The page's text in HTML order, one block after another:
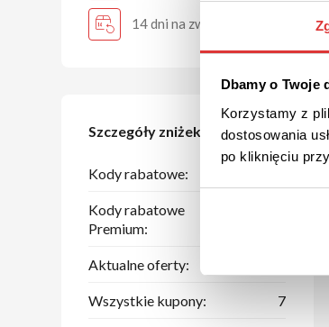
Dbamy o Twoje
Korzystamy z
dostosowania
po kliknięciu
14 dni na zwrot
Szczegóły zniżek
Kody rabatowe:
Kody rabatowe
Premium:
Aktualne oferty:
Wszystkie kupony: 7